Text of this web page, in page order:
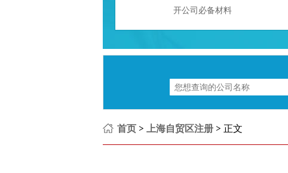
开公司必备材料
首页 > 上海自贸区注册 > 正文